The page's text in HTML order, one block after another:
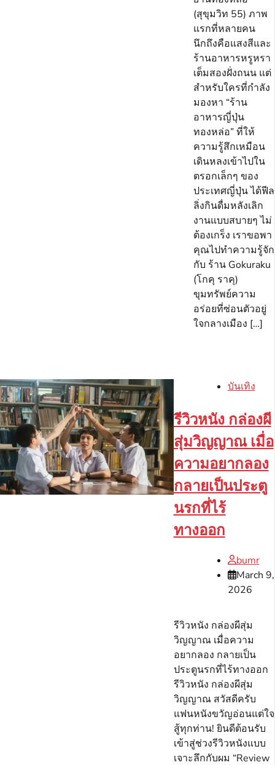
(สุขุมวิท 55) ภาพ
แรกที่หลายคน
นึกถึงคือแสงสีและ
ร้านอาหารหรูหรา
เต็มสองฝั่งถนน แต่
สำหรับใครที่กำลัง
มองหา “ร้าน
อาหารญี่ปุ่น
ทองหล่อ” ที่ให้
ความรู้สึกเหมือน
เดินหลงเข้าไปใน
ตรอกเล็กๆ ของ
ประเทศญี่ปุ่น ได้ฟีล
ลิ่งกินดื่มหลังเลิก
งานแบบสบายๆ ไม่
ต้องเกร็ง เราขอพา
คุณไปทำความรู้จัก
กับ ร้าน Gokuraku
(โกคุ ราคุ)
ขุมทรัพย์ความ
อร่อยที่ซ่อนตัวอยู่
ใจกลางเมือง […]
บันเทิง
รีวิวหนัง กล่องผี
สุ่มวิญญาณ เมื่อ
ความอยากลอง
กลายเป็นประตู
นรกที่ไร้
ทางออก
bumr
March 9,
2026
รีวิวหนัง กล่องผีสุ่ม
วิญญาณ เมื่อความ
อยากลอง กลายเป็น
ประตูนรกที่ไร้ทางออก
รีวิวหนัง กล่องผีสุ่ม
วิญญาณ สวัสดีครับ
แฟนหนังขวัญอ่อนแต่ใจ
สู้ทุกท่าน! ยินดีต้อนรับ
เข้าสู่ช่วงรีวิวหนังแบบ
เจาะลึกกับผม “Review